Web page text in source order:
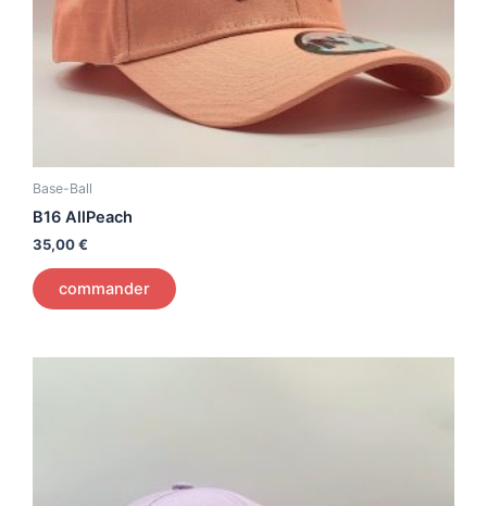
Base-Ball
B16 AllPeach
35,00€
commander